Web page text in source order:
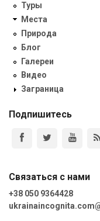
Туры
Места
Природа
Блог
Галереи
Видео
Заграница
Подпишитесь
Связаться с нами
+38 050 9364428